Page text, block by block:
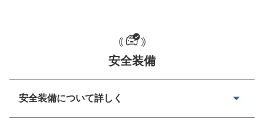
一般的な荷物のサイズの目安
安全装備
安全装備について詳しく